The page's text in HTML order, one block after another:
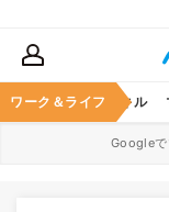
ワーク＆ライフ
ア ビジネススキル
Googleで